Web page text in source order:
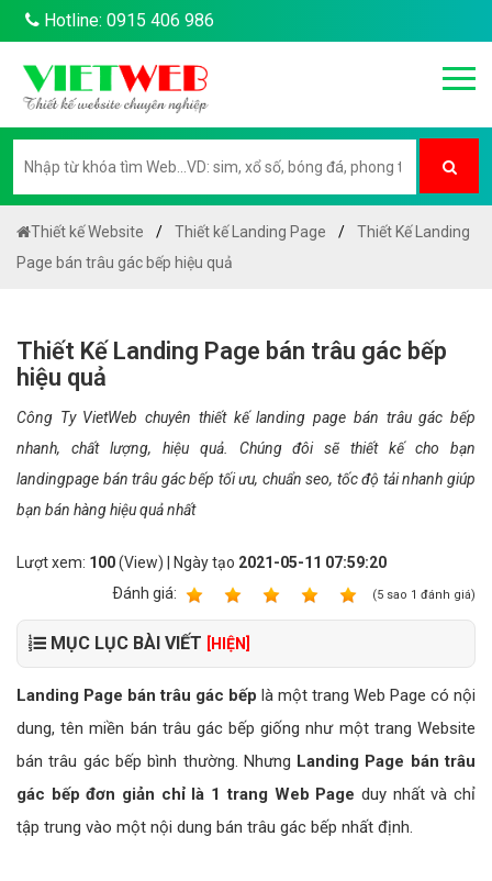
Hotline: 0915 406 986
Thiết kế Website Thiết kế Landing Page
Thiết Kế Landing
Page bán trâu gác bếp hiệu quả
Thiết Kế Landing Page bán trâu gác bếp
hiệu quả
Công Ty VietWeb chuyên thiết kế landing page bán trâu gác bếp
nhanh, chất lượng, hiệu quả. Chúng đôi sẽ thiết kế cho bạn
landingpage bán trâu gác bếp tối ưu, chuẩn seo, tốc độ tải nhanh giúp
bạn bán hàng hiệu quả nhất
Lượt xem: 100(View) | Ngày tạo 2021-05-11 07:59:20
Ðánh giá:
(5 sao 1 đánh giá)
MỤC LỤC BÀI VIẾT [HIỆN]
Landing Page bán trâu gác bếp là một trang Web Page có nội
dung, tên miền bán trâu gác bếp giống như một trang Website
bán trâu gác bếp bình thường. Nhưng Landing Page bán trâu
gác bếp đơn giản chỉ là 1 trang Web Page duy nhất và chỉ
tập trung vào một nội dung bán trâu gác bếp nhất định.